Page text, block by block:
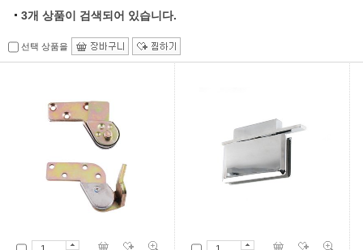
3개 상품이 검색되어 있습니다.
선택 상품을